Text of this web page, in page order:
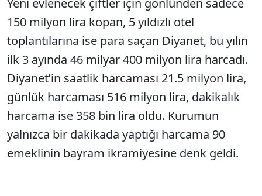
Sesi Aç
Yeni evlenecek çiftler için gönlünden sadece
150 milyon lira kopan, 5 yıldızlı otel
toplantılarına ise para saçan Diyanet, bu yılın
ilk 3 ayında 46 milyar 400 milyon lira harcadı.
Diyanet’in saatlik harcaması 21.5 milyon lira,
günlük harcaması 516 milyon lira, dakikalık
harcama ise 358 bin lira oldu. Kurumun
yalnızca bir dakikada yaptığı harcama 90
emeklinin bayram ikramiyesine denk geldi.